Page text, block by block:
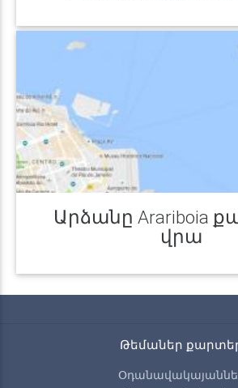
Արձանը Arariboia
վրա
Թեմաներ